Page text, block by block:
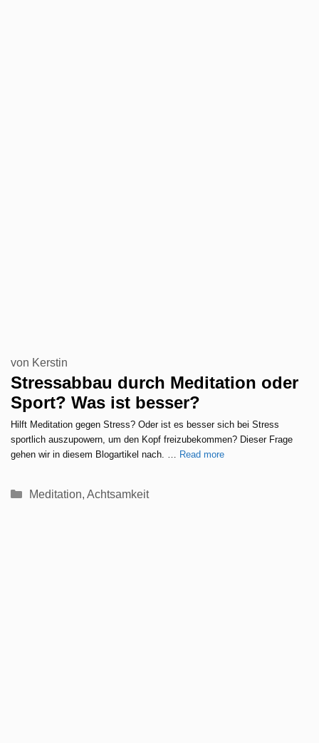
Stressabbau durch Meditation oder
Sport? Was ist besser?
von Kerstin
Hilft Meditation gegen Stress? Oder ist es besser sich bei Stress
sportlich auszupowern, um den Kopf freizubekommen? Dieser Frage
gehen wir in diesem Blogartikel nach. … Read more
Kategorien
Meditation, Achtsamkeit